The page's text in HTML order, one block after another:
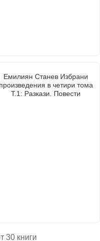
Емилиян Станев Избрани
произведения в четири тома
Т.1: Разкази. Повести
30 книги